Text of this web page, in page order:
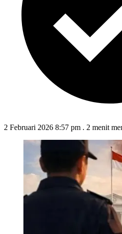
2 Februari 2026 8:57 pm . 2 menit